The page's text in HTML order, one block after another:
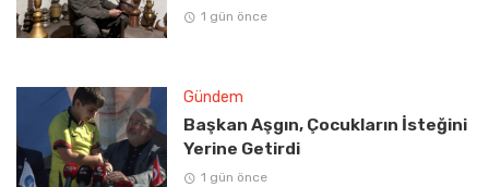
1 gün önce
Gündem
Başkan Aşgın, Çocukların İsteğini
Yerine Getirdi
1 gün önce